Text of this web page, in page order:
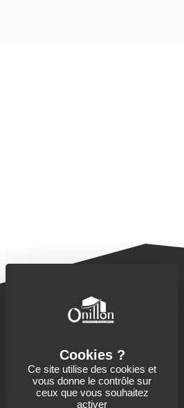
Contacts
Ce site utilise des cookies et
vous donne le contrôle sur
ceux que vous souhaitez
activer